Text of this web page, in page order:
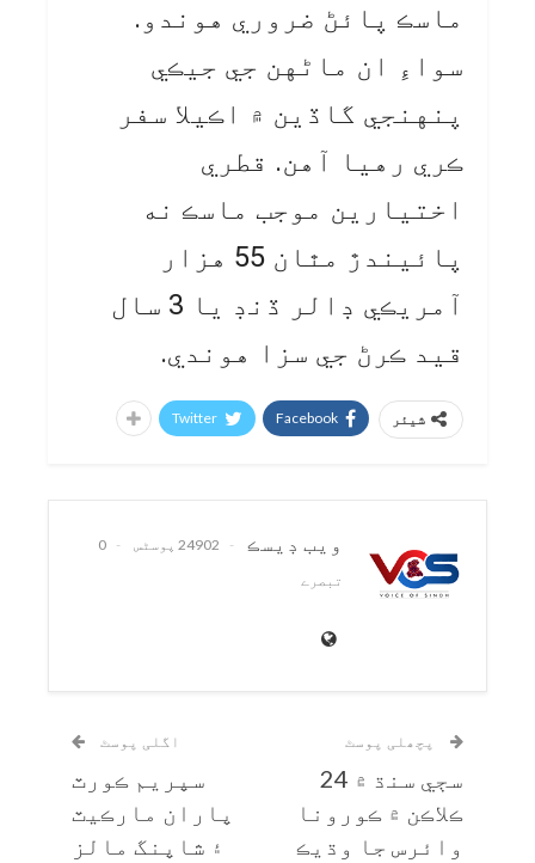
ماسڪ پائڻ ضروري هوندو.
سواءِ ان ماڻهن جي جيڪي
پنهنجي گاڏين ۾ اڪيلا سفر
ڪري رهيا آهن. قطري
اختيارين موجب ماسڪ نه
پائيندڙ مٿان 55 هزار
آمريڪي ڊالر ڏنڊ يا 3 سال
قيد ڪرڻ جي سزا هوندي.
شیئر Facebook
Twitter
ويب ڊيسڪ 24902 پوسٹس
0
تبصرے
پچھلی پوسٹ
سڄي سنڌ ۾ 24
ڪلاڪن ۾ ڪورونا
وائرس جا وڌيڪ
اگلی پوسٹ
سپريم ڪورٽ
پاران مارڪيٽ
۽ شاپنگ مالز